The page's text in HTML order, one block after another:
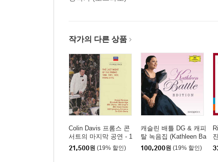
작가의 다른 상품
Colin Davis 프롬스 콘
서트의 마지막 공연 - 1
969년 71년, 72년 하이
라이트 (The Last Night
21,500원 (19% 할인)
캐슬린 배틀 DG & 캐피
탈 녹음집 (Kathleen Ba
ttle Edition)
100,200원 (19% 할인)
a